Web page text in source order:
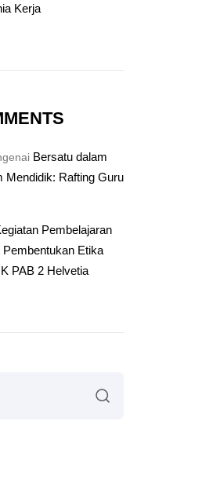
Kerja
Bersatu dalam
Mendidik: Rafting Guru
Pembelajaran
Pembentukan Etika
PAB 2 Helvetia